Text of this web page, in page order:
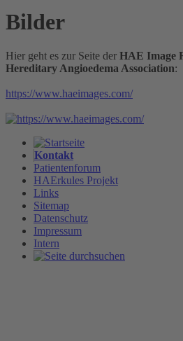
Bilder
Hier geht es zur Seite der HAE Image
Hereditary Angioedema Association:
https://www.haeimages.com/
Kontakt
Patientenforum
HAErkules Projekt
Links
Sitemap
Datenschutz
Impressum
Intern